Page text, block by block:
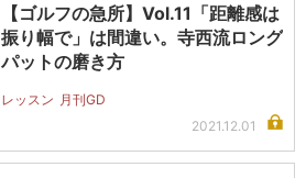
【ゴルフの急所】Vol.11「距離感は
振り幅で」は間違い。寺西流ロング
パットの磨き方
レッスン 月刊GD
2021.12.01